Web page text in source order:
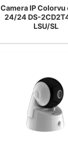
Camera IP Colorvu
24/24 DS-
LSU/SL